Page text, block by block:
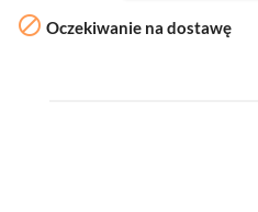
 Oczekiwanie na dostawę